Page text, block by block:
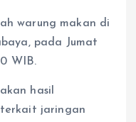
warung makan di
pada Jumat
WIB.
hasil
jaringan